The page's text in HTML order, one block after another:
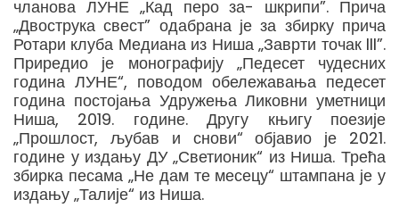
чланова ЛУНЕ „Кад перо за- шкрипи”. Прича
„Двострука свест” одабрана је за збирку прича
Ротари клуба Медиана из Ниша „Заврти точак III”.
Приредио је монографију „Педесет чудесних
година ЛУНЕ“, поводом обележавања педесет
година постојања Удружења Ликовни уметници
Ниша, 2019. године. Другу књигу поезије
„Прошлост, љубав и снови“ објавио је 2021.
године у издању ДУ „Светионик“ из Ниша. Трећа
збирка песама „Не дам те месецу“ штампана је у
издању „Талије“ из Ниша.